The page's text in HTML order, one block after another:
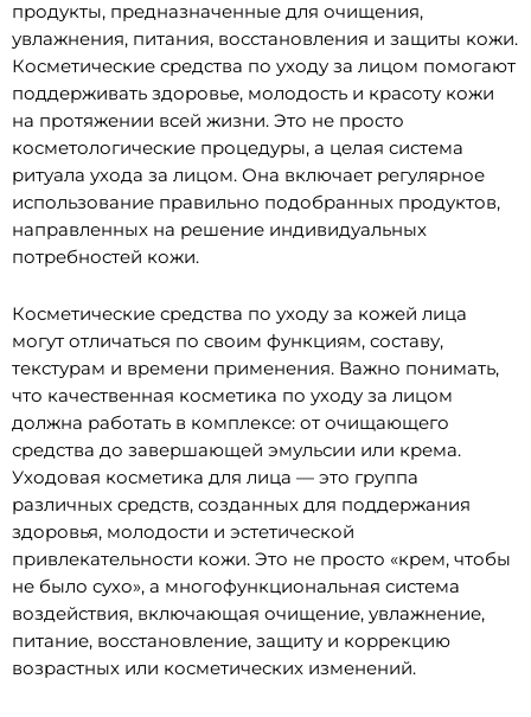
продукты, предназначенные для очищения,
увлажнения, питания, восстановления и защиты кожи.
Косметические средства по уходу за лицом помогают
поддерживать здоровье, молодость и красоту кожи
на протяжении всей жизни. Это не просто
косметологические процедуры, а целая система
ритуала ухода за лицом. Она включает регулярное
использование правильно подобранных продуктов,
направленных на решение индивидуальных
потребностей кожи.
Косметические средства по уходу за кожей лица
могут отличаться по своим функциям, составу,
текстурам и времени применения. Важно понимать,
что качественная косметика по уходу за лицом
должна работать в комплексе: от очищающего
средства до завершающей эмульсии или крема.
Уходовая косметика для лица — это группа
различных средств, созданных для поддержания
здоровья, молодости и эстетической
привлекательности кожи. Это не просто «крем, чтобы
не было сухо», а многофункциональная система
воздействия, включающая очищение, увлажнение,
питание, восстановление, защиту и коррекцию
возрастных или косметических изменений.